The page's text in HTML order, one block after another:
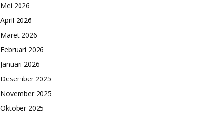
Mei 2026
April 2026
Maret 2026
Februari 2026
Januari 2026
Desember 2025
November 2025
Oktober 2025